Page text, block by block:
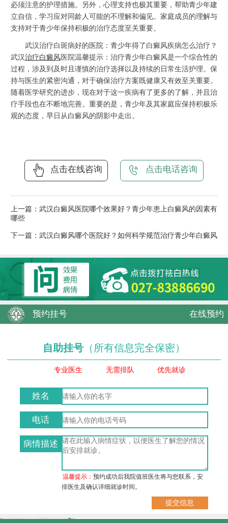
必须注意的护理措施。另外，心理支持也极其重要，帮助青少年建
立自信，学习应对同龄人可能的不理解和偏见。家庭成员的理解与
支持对于青少年保持积极的治疗态度至关重要。
武汉治疗白斑病好的医院：青少年得了白癜风疾病怎么治疗？
武汉治疗白癜风医院温馨提示：治疗青少年白癜风是一个综合性的
过程，涉及到及时且谨慎的治疗选择以及持续的日常生活护理。保
持与医生的紧密沟通，对于确保治疗方案既健康又有效至关重要。
随着医学研究的进步，现在对于这一疾病有了更多的了解，并且治
疗手段也在不断地完善。重要的是，青少年及其家庭应保持积极乐
观的态度，早日从白癜风的阴影中走出。
点击在线咨询 点击电话咨询
上一篇： 武汉白癜风医院哪个效果好？青少年患上白癜风的因素有
哪些
下一篇： 武汉白癜风哪个医院好？如何科学规范治疗青少年白癜风
预约挂号 在线预约
自助挂号 （所有信息完全保密）
专业医生 无需排队 优先就诊
姓名
电话
病情描述
温馨提示：预约成功后我院值班医生将与您联系，安
排医生及确认详细就诊时间。